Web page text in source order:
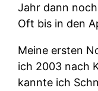
Jahr dann
Oft bis in den
Meine ersten
ich 2003 nach
kannte ich